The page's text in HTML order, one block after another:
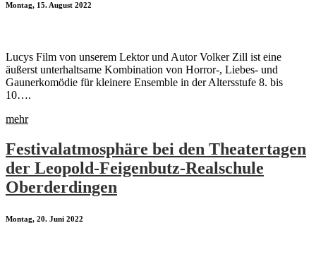
Montag, 15. August 2022
Lucys Film von unserem Lektor und Autor Volker Zill ist eine
äußerst unterhaltsame Kombination von Horror-, Liebes- und
Gaunerkomödie für kleinere Ensemble in der Altersstufe 8. bis
10….
mehr
Festivalatmosphäre bei den Theatertagen
der Leopold-Feigenbutz-Realschule
Oberderdingen
Montag, 20. Juni 2022